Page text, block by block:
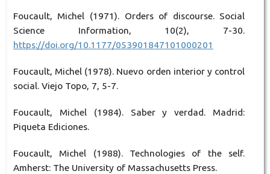
Foucault, Michel (1971). Orders of discourse. Social
Science Information, 10(2), 7-30.
https://doi.org/10.1177/053901847101000201
Foucault, Michel (1978). Nuevo orden interior y control
social. Viejo Topo, 7, 5-7.
Foucault, Michel (1984). Saber y verdad. Madrid:
Piqueta Ediciones.
Foucault, Michel (1988). Technologies of the self.
Amherst: The University of Massachusetts Press.